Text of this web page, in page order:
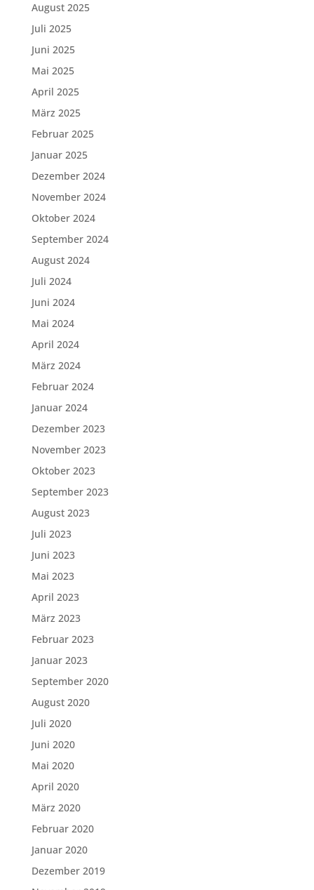
August 2025
Juli 2025
Juni 2025
Mai 2025
April 2025
März 2025
Februar 2025
Januar 2025
Dezember 2024
November 2024
Oktober 2024
September 2024
August 2024
Juli 2024
Juni 2024
Mai 2024
April 2024
März 2024
Februar 2024
Januar 2024
Dezember 2023
November 2023
Oktober 2023
September 2023
August 2023
Juli 2023
Juni 2023
Mai 2023
April 2023
März 2023
Februar 2023
Januar 2023
September 2020
August 2020
Juli 2020
Juni 2020
Mai 2020
April 2020
März 2020
Februar 2020
Januar 2020
Dezember 2019